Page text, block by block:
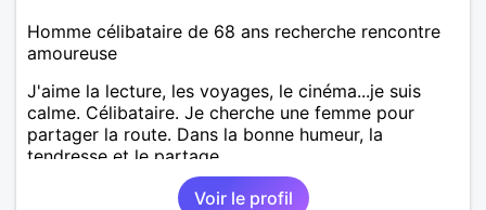
Homme célibataire de 68 ans recherche rencontre
amoureuse
J'aime la lecture, les voyages, le cinéma...je suis
calme. Célibataire. Je cherche une femme pour
partager la route. Dans la bonne humeur, la
tendresse et le partage
Voir le profil